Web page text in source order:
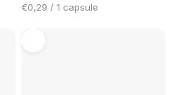
Цена
€0,29 / 1 capsule